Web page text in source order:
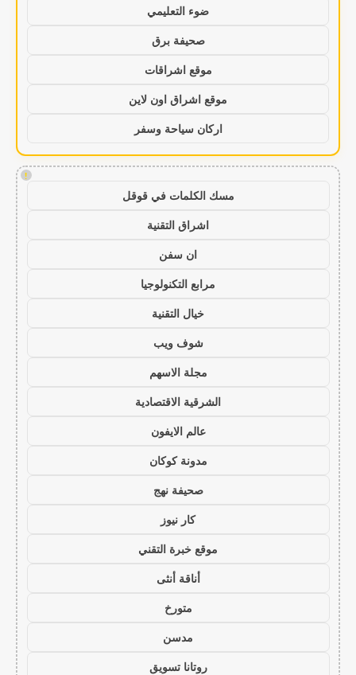
ضوء التعليمي
صحيفة برق
موقع اشراقات
موقع اشراق اون لاين
اركان سياحة وسفر
!
مسك الكلمات في قوقل
اشراق التقنية
ان سفن
مرابع التكنولوجيا
خيال التقنية
شوف ويب
مجلة الاسهم
الشرقية الاقتصادية
عالم الايفون
مدونة كوكان
صحيفة نهج
كار نيوز
موقع خبرة التقني
أناقة أنثى
متورخ
مدسن
روتانا تسويق